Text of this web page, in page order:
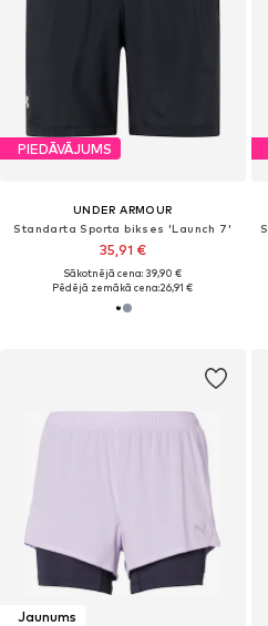
PIEDĀVĀJUMS
UNDER ARMOUR
Standarta Sporta bikses 'Launch 7'
35,91 €
Sākotnējā cena: 39,90 €
Pēdējā zemākā cena:26,91 €
Jaunums